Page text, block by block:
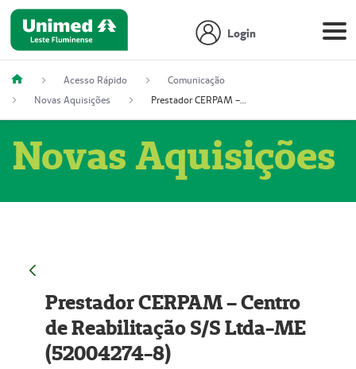
Login
Acesso Rápido
Comunicação
Novas Aquisições
Prestador CERPAM – Centro de Reabilitação S/S Ltda-ME (52004274-8)
Novas Aquisições
Prestador CERPAM – Centro
de Reabilitação S/S Ltda-ME
(52004274-8)